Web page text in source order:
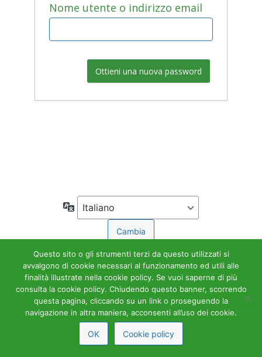
Nome utente o indirizzo email
Lingua
Questo sito o gli strumenti terzi da questo utilizzati si
avvalgono di cookie necessari al funzionamento ed utili alle
finalità illustrate nella cookie policy. Se vuoi saperne di più
consulta la cookie policy. Chiudendo questo banner, scorrendo
questa pagina, cliccando su un link o proseguendo la
navigazione in altra maniera, acconsenti all’uso dei cookie.
OK Cookie policy